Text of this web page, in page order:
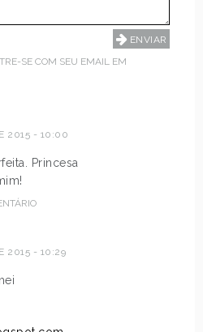
SE COM SEU EMAIL EM
2015 - 10:00
Princesa
2015 - 10:29